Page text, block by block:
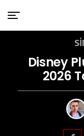
Disney
2026